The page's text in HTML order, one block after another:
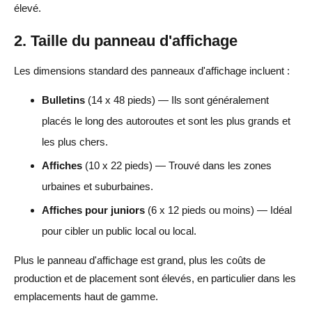
élevé.
2. Taille du panneau d'affichage
Les dimensions standard des panneaux d'affichage incluent :
Bulletins (14 x 48 pieds) — Ils sont généralement
placés le long des autoroutes et sont les plus grands et
les plus chers.
Affiches (10 x 22 pieds) — Trouvé dans les zones
urbaines et suburbaines.
Affiches pour juniors (6 x 12 pieds ou moins) — Idéal
pour cibler un public local ou local.
Plus le panneau d'affichage est grand, plus les coûts de
production et de placement sont élevés, en particulier dans les
emplacements haut de gamme.